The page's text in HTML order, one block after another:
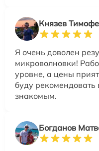
Князев
Я очень доволен
микроволновки!
уровне, а цены
буду рекомендовать
знакомым.
Богданов